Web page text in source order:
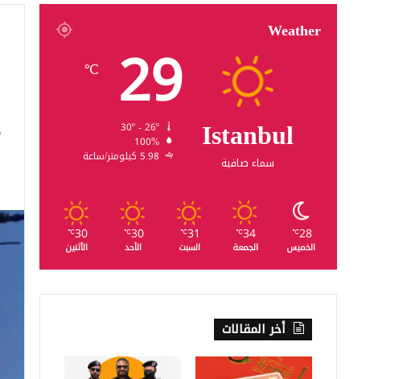
Weather
Istanbul
سماء صافية
29
℃
100%
5.98 كيلومتر/ساعة
28
℃
الخميس
34
℃
الجمعة
31
℃
السبت
30
℃
الأحد
30
℃
الأثنين
أخر المقالات